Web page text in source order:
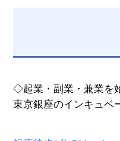
◇起業・副業・兼業を
東京銀座のインキュベ